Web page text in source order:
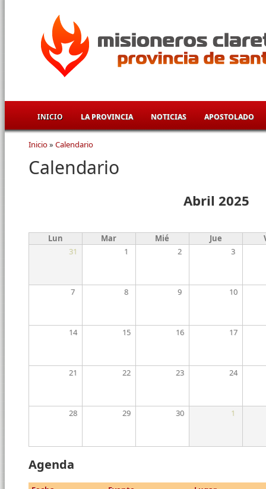
INICIO LA PROVINCIA NOTICIAS APOSTOLADO
Se encuentra usted aquí
Inicio» Calendario
Calendario
Abril 2025
Lun Mar Mié Jue
31
1 2 3
7 8 9 10
14 15 16 17
21 22 23 24
28 29 30 1
Agenda